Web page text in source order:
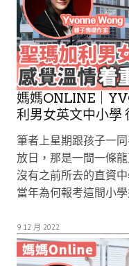
媽媽ONLINE｜
利男女英文中小學
筆者上星期跟孩子一
放日，那是一間一條
沒有之前所去的直資
當年為何報考這間小
9 12 月 2022